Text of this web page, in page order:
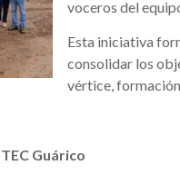
voceros del
Esta iniciativa
consolidar los
vértice,
Guárico